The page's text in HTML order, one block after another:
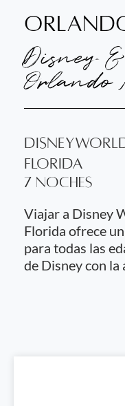
Disney
Orlando
Florida
7 NOCHES
Viajar a Disney
Florida ofrece
para todas las
de Disney con